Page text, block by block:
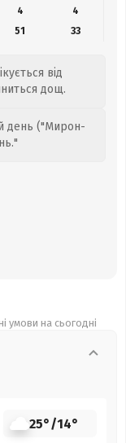
4
4
51 33
від
дощ.
день ("Мирон-
умови на сьогодні
25°/14°